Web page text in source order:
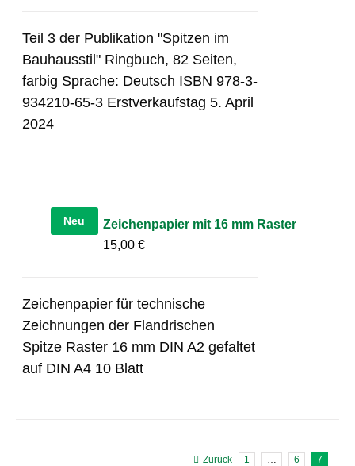
Teil 3 der Publikation "Spitzen im
Bauhausstil" Ringbuch, 82 Seiten,
farbig Sprache: Deutsch ISBN 978-3-
934210-65-3 Erstverkaufstag 5. April
2024
Neu
Zeichenpapier mit 16 mm Raster
15,00€
Zeichenpapier für technische
Zeichnungen der Flandrischen
Spitze Raster 16 mm DIN A2 gefaltet
auf DIN A4 10 Blatt
Zurück 1 6 7